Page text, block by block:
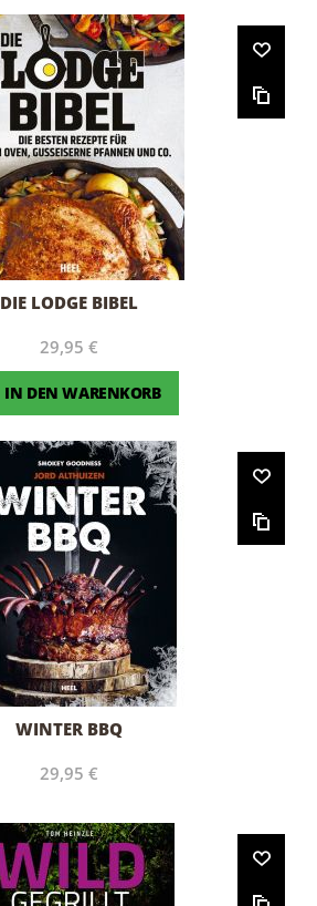
DIE LODGE BIBEL
29,95 €
IN DEN WARENKORB
WINTER BBQ
29,95 €